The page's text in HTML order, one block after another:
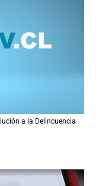
a la Delincuencia